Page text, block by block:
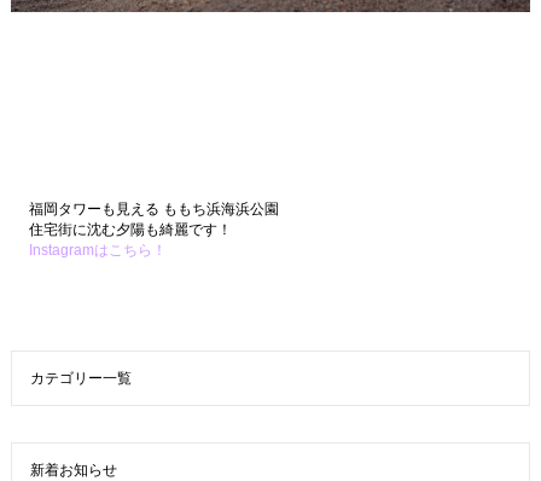
福岡タワーも見える ももち浜海浜公園
住宅街に沈む夕陽も綺麗です！
Instagramはこちら！
カテゴリー一覧
新着お知らせ